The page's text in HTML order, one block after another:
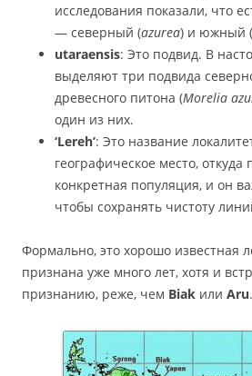
исследования показали, что
— северный (azurea) и южный (
utaraensis: Это подвид. В
выделяют три подвида
древесного питона (Morelia
один из них.
‘Lereh’: Это название
географическое место, откуда
конкретная популяция, и он
чтобы сохранять чистоту
Формально, это хорошо известная
признана уже много лет, хотя и
признанию, реже, чем Biak или Aru.